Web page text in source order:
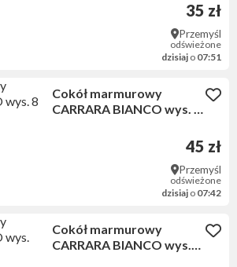
35 zł
Przemyśl
odświeżone
dzisiaj o 07:51
Cokół marmurowy
CARRARA BIANCO wys. 8
45 zł
Przemyśl
odświeżone
dzisiaj o 07:42
Cokół marmurowy
CARRARA BIANCO wys.